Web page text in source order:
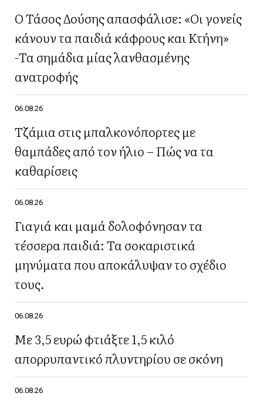
Ο Τάσος Δούσης απασφάλισε: «Οι γονείς
κάνουν τα παιδιά κάφρους και Κτήνη»
-Τα σημάδια μίας λανθασμένης
ανατροφής
06.08.26
Τζάμια στις μπαλκονόπορτες με
θαμπάδες από τον ήλιο – Πώς να τα
καθαρίσεις
06.08.26
Γιαγιά και μαμά δολοφόνησαν τα
τέσσερα παιδιά: Τα σοκαριστικά
μηνύματα που αποκάλυψαν το σχέδιο
τους.
06.08.26
Με 3,5 ευρώ φτιάξτε 1,5 κιλό
απορρυπαντικό πλυντηρίου σε σκόνη
06.08.26